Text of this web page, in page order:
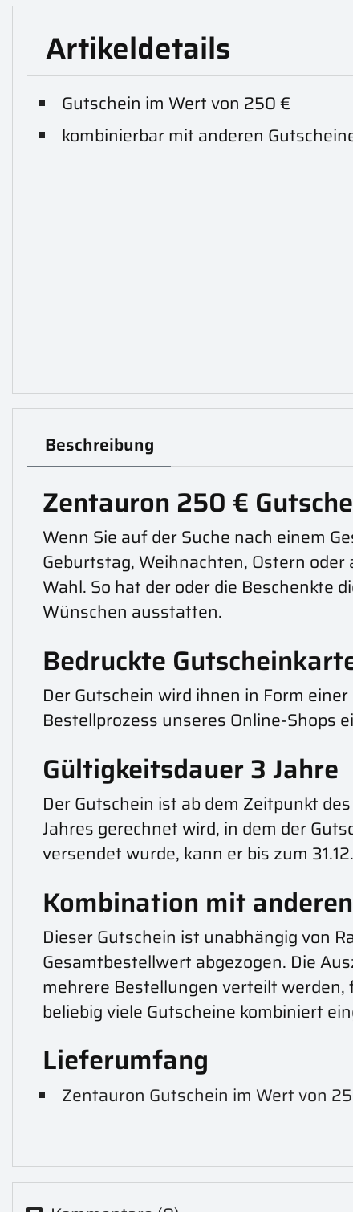
Artikeldetails
Gutschein im Wert von 250 €
kombinierbar mit anderen
Beschreibung
Zentauron 250 €
Wenn Sie auf der Suche nach einem
Geburtstag, Weihnachten, Ostern
Wahl. So hat der oder die Beschenkte
Wünschen ausstatten.
Bedruckte
Der Gutschein wird ihnen in Form
Bestellprozess unseres Online-Shops
Gültigkeitsdauer 3 Jahre
Der Gutschein ist ab dem Zeitpunkt
Jahres gerechnet wird, in dem der
versendet wurde, kann er bis zum
Kombination mit
Dieser Gutschein ist unabhängig von
Gesamtbestellwert abgezogen. Die
mehrere Bestellungen verteilt
beliebig viele Gutscheine kombiniert
Lieferumfang
Zentauron Gutschein im Wert von